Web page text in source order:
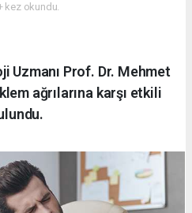
kez okundu.
Uzmanı Prof. Dr. Mehmet
ağrılarına karşı etkili